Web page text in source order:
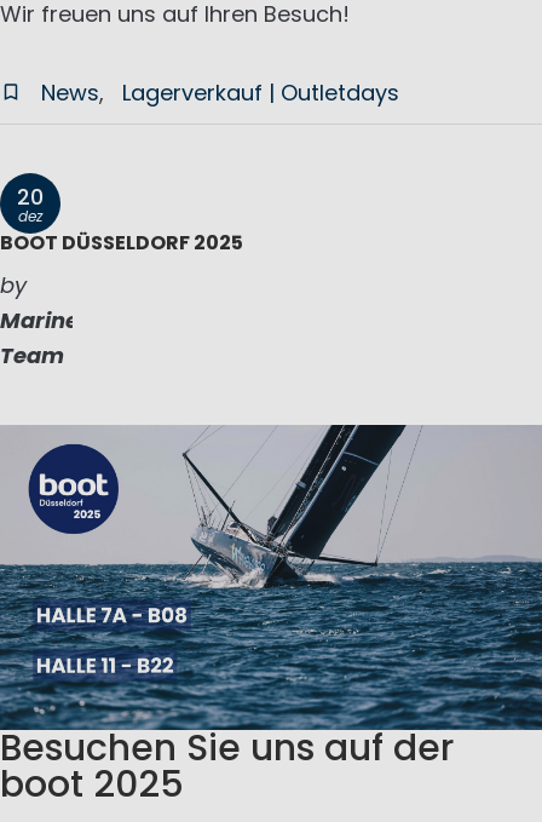
Wir freuen uns auf Ihren Besuch!
News Lagerverkauf | Outletdays
20
dez
BOOT DÜSSELDORF 2025
by
Marinepool
Team
Besuchen Sie uns auf der
boot 2025